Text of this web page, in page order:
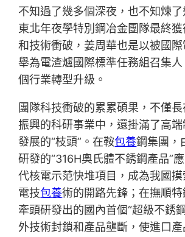
不知過了幾多個深夜，也不知煉了
東北年夜學特別鋼冶金團隊最終
和技術衝破，姜周華也是以被國
舉為電渣爐國際標準任務組召集
個行業轉型升級。
團隊科技衝破的累累碩果，不僅
振興的科研事業中，還掛滿了高
發展的“枝頭”。在鞍包養鋼集團，
研發的“316H奧氏體不銹鋼產品”
代核電示范快堆項目，成為我國
電技包養術的開路先鋒；在撫順
牽頭研發出的國內首個“超級不銹
外技術封鎖和產品壟斷，使進口